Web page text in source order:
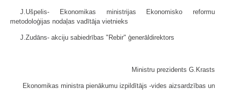
J.Ušpelis- Ekonomikas ministrijas Ekonomisko reformu
metodoloģijas nodaļas vadītāja vietnieks
J.Zudāns- akciju sabiedrības "Rebir" ģenerāldirektors
Ministru prezidents G.Krasts
Ekonomikas ministra pienākumu izpildītājs -vides aizsardzības un